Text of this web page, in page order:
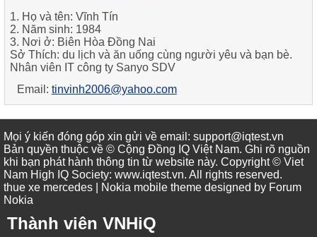
1. Họ và tên: Vĩnh Tín
2. Năm sinh: 1984
3. Nơi ở: Biên Hòa Đồng Nai
Sở Thích: du lịch và ăn uống cùng người yêu và bạn bè.
Nhân viên IT công ty Sanyo SDV
Email: tinvinh2006@yahoo.com
Mọi ý kiến đóng góp xin gửi về email: support@iqtest.vn
Bản quyền thuộc về © Cộng Đồng IQ Việt Nam. Ghi rõ nguồn
khi bạn phát hành thông tin từ website này. Copyright © Viet
Nam High IQ Society: www.iqtest.vn. All rights reserved.
thue xe mercedes | Nokia mobile theme designed by Forum
Nokia
Thành viên VNHiQ